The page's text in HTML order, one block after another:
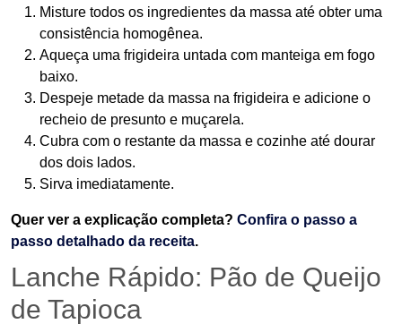
Misture todos os ingredientes da massa até obter uma
consistência homogênea.
Aqueça uma frigideira untada com manteiga em fogo
baixo.
Despeje metade da massa na frigideira e adicione o
recheio de presunto e muçarela.
Cubra com o restante da massa e cozinhe até dourar
dos dois lados.
Sirva imediatamente.
Quer ver a explicação completa? Confira o passo a
passo detalhado da receita.
Lanche Rápido: Pão de Queijo
de Tapioca